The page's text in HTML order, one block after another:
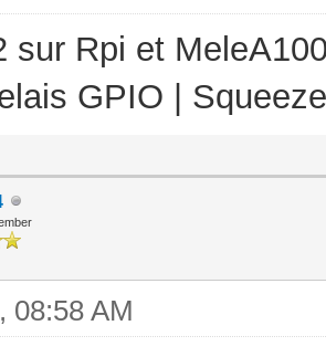
blue
blue
color if
color ir
color if
sur Rpi et
GPIO |
08:58 AM